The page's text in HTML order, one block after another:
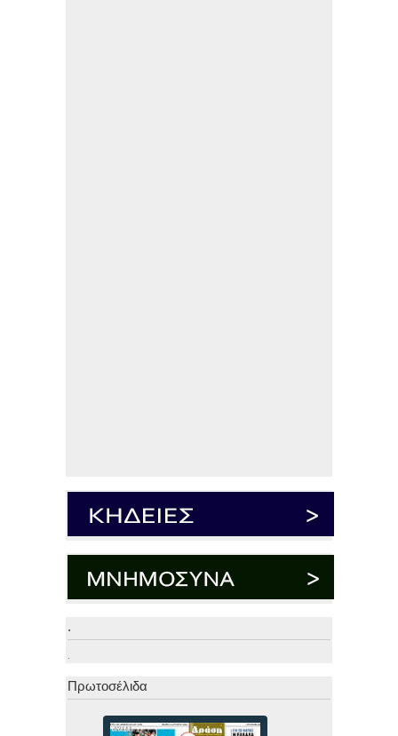
.
.
Πρωτοσέλιδα